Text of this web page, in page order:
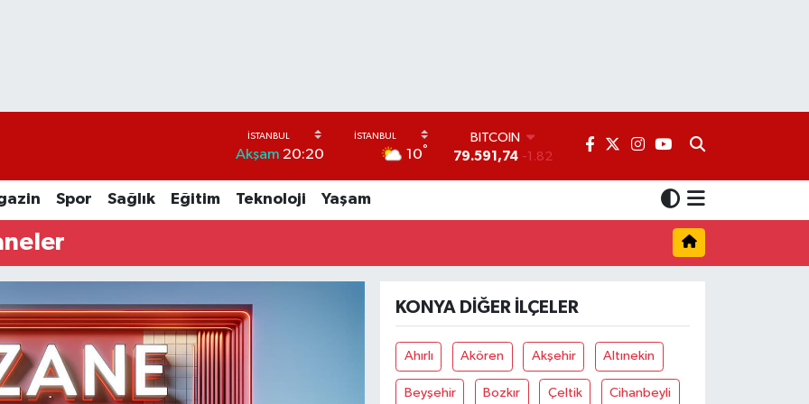
Akşam 20:20 10°
BITCOIN
79.591,74 -1.82
61,60380 0.18
6862,09000 0.19
BİST100
14.598,00 0
Spor Sağlık Eğitim Teknoloji Yaşam
KONYA DIĞER İLÇELER
Ahırlı Akören Akşehir Altınekin
Beyşehir Bozkır Çeltik Cihanbeyli